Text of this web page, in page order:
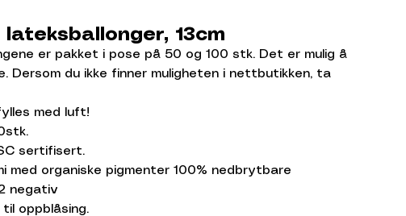
lateksballonger, 13cm
er pakket i pose på 50 og 100 stk. Det er mulig å
Dersom du ikke finner muligheten i nettbutikken, ta
med luft!
sertifisert.
med organiske pigmenter 100% nedbrytbare
negativ
til oppblåsing.